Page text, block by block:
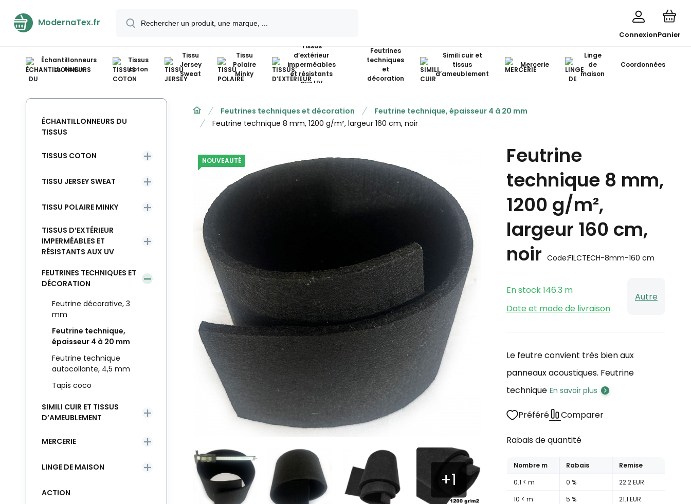
ModernaTex.fr
ConnexionPanier
Échantillonneurs
du tissus
Tissus
coton
Tissu
Jersey
Sweat
Tissu
Polaire
Minky
Tissus
d’extérieur
imperméables
et résistants
aux UV
Feutrines
techniques
et
décoration
Simili cuir et
tissus
d’ameublement
Mercerie
Linge
de
maison
Coordonnées
Feutrines techniques et décoration
Feutrine technique, épaisseur 4 à 20 mm
Feutrine technique 8 mm, 1200 g/m², largeur 160 cm, noir
NOUVEAUTÉ
Feutrine
technique 8 mm,
1200 g/m²,
largeur 160 cm,
noir Code:FILCTECH-8mm-160 cm
En stock146.3 m
Date et mode de livraison
Autre
Le feutre convient très bien aux
panneaux acoustiques. Feutrine
technique En savoir plus
Préféré Comparer
Rabais de quantité
Nombre m Rabais
Remise
0.1
m 0 % 22.2EUR
10
m 5 % 21.1 EUR
ÉCHANTILLONNEURS DU
TISSUS
TISSUS COTON
TISSU JERSEY SWEAT
TISSU POLAIRE MINKY
TISSUS D’EXTÉRIEUR
IMPERMÉABLES ET
RÉSISTANTS AUX UV
FEUTRINES TECHNIQUES ET
DÉCORATION
Feutrine décorative, 3
mm
Feutrine technique,
épaisseur 4 à 20 mm
Feutrine technique
autocollante, 4,5 mm
Tapis coco
SIMILI CUIR ET TISSUS
D’AMEUBLEMENT
MERCERIE
LINGE DE MAISON
ACTION